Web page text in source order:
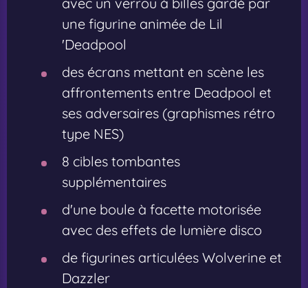
une figurine animée de Lil
'Deadpool
des écrans mettant en scène les
affrontements entre Deadpool et
ses adversaires (graphismes rétro
type NES)
8 cibles tombantes
supplémentaires
d'une boule à facette motorisée
avec des effets de lumière disco
de figurines articulées Wolverine et
Dazzler